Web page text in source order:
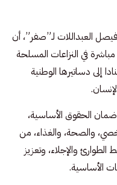
العبداللات لـ”صفر”، أن
في النزاعات المسلحة
إلى دساتيرها الوطنية
ضمان الحقوق الأساسية،
والصحة، والغذاء، من
والإجلاء، وتعزيز
الأساسية.